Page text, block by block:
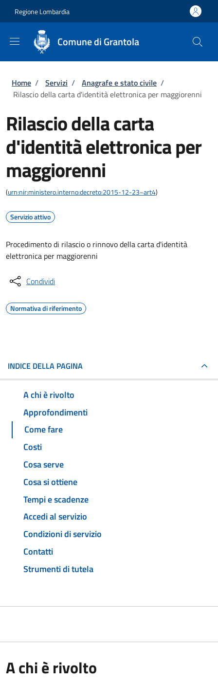
Regione Lombardia
Comune di Grantola
Briciole di pane
Home / Servizi / Anagrafe e stato civile /
Rilascio della carta d'identità elettronica per maggiorenni
Rilascio della carta
d'identità elettronica per
maggiorenni
(urn:nir:ministero.interno:decreto:2015-12-23~art4)
Servizio attivo
Procedimento di rilascio o rinnovo della carta d'identità
elettronica per maggiorenni
Condividi
Normativa di riferimento
INDICE DELLA PAGINA
A chi è rivolto
Approfondimenti
Come fare
Costi
Cosa serve
Cosa si ottiene
Tempi e scadenze
Accedi al servizio
Condizioni di servizio
Contatti
Strumenti di tutela
A chi è rivolto